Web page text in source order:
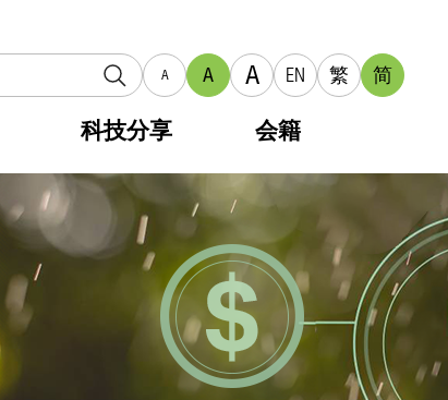
A A A EN 繁 简
科技分享 会籍